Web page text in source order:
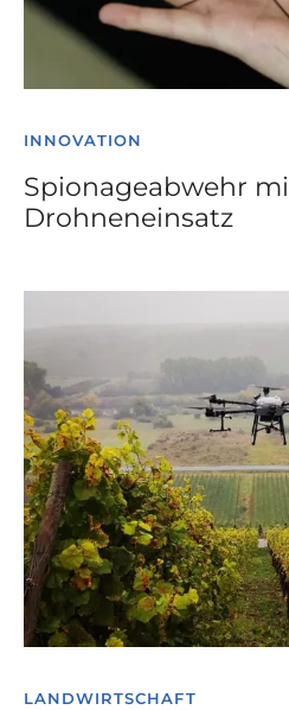
INNOVATION
Spionageabwehr
Drohneneinsatz
LANDWIRTSCHAFT